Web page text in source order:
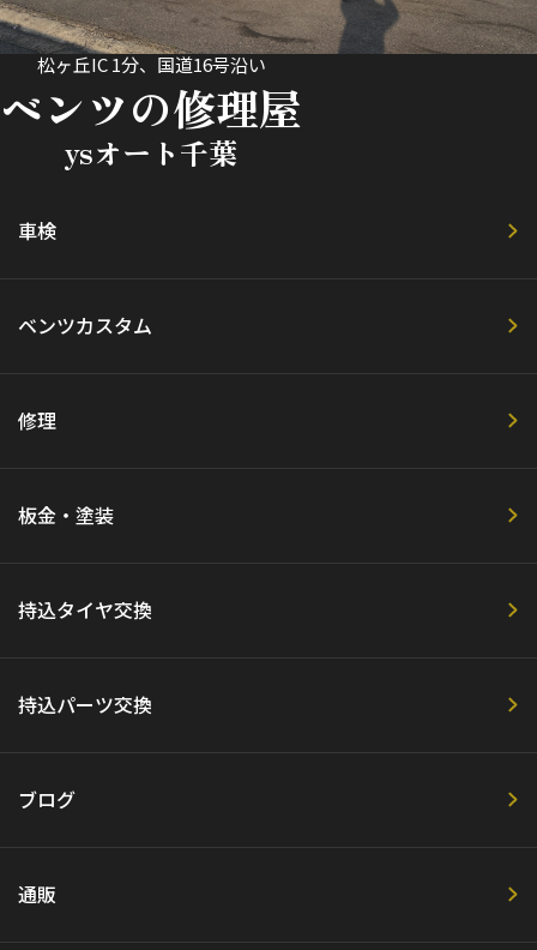
松ヶ丘IC 1分、国道16号沿い
ベンツの修理屋
ysオート千葉
車検
ベンツカスタム
修理
板金・塗装
持込タイヤ交換
持込パーツ交換
ブログ
通販